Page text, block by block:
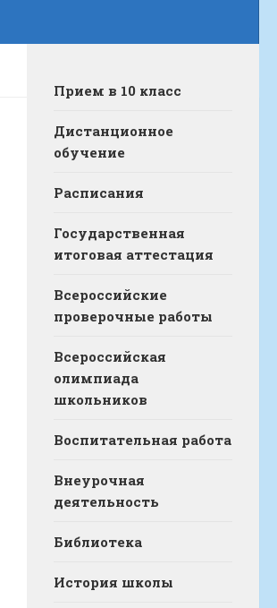
Прием в 10 класс
Дистанционное
обучение
Расписания
Государственная
итоговая аттестация
Всероссийские
проверочные работы
Всероссийская
олимпиада
школьников
Воспитательная работа
Внеурочная
деятельность
Библиотека
История школы